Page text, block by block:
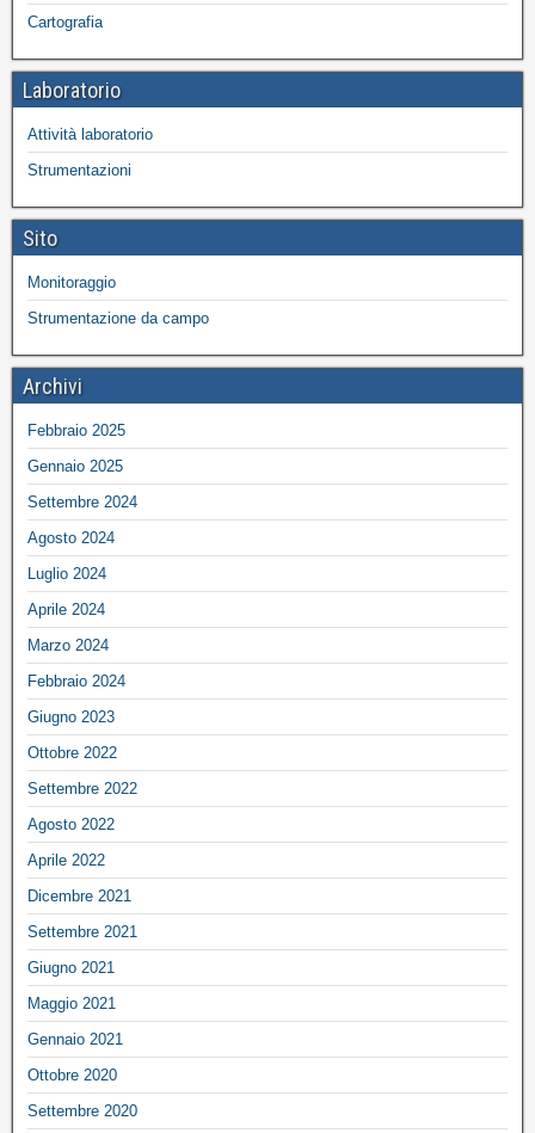
Cartografia
Laboratorio
Attività laboratorio
Strumentazioni
Sito
Monitoraggio
Strumentazione da campo
Archivi
Febbraio 2025
Gennaio 2025
Settembre 2024
Agosto 2024
Luglio 2024
Aprile 2024
Marzo 2024
Febbraio 2024
Giugno 2023
Ottobre 2022
Settembre 2022
Agosto 2022
Aprile 2022
Dicembre 2021
Settembre 2021
Giugno 2021
Maggio 2021
Gennaio 2021
Ottobre 2020
Settembre 2020